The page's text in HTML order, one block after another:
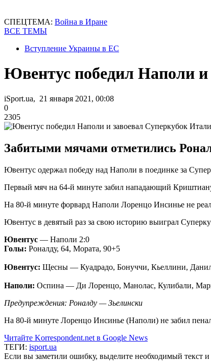
СПЕЦТЕМА: Война в Иране
ВСЕ ТЕМЫ
Вступление Украины в ЕС
Ювентус победил Наполи
iSport.ua, 21 января 2021, 00:08
0
2305
Забитыми мячами отметились
Ювентус одержал победу над Наполи в поединке за
Первый мяч на 64-й минуте забил нападающий
На 80-й минуте форвард Наполи Лоренцо Инсинье не
Ювентус в девятый раз за свою историю выиграл
Ювентус — Наполи 2:0
Голы: Роналду, 64, Мората, 90+5
Ювентус: Щесны — Куадрадо, Бонуччи, Кьеллини,
Наполи: Оспина — Ди Лоренцо, Манолас, Кулибали,
Предупреждения: Роналду — Зьелински
На 80-й минуте Лоренцо Инсинье (Наполи) не забил
Читайте Korrespondent.net в Google News
ТЕГИ: isport.ua
Если вы заметили ошибку, выделите необходимый текст